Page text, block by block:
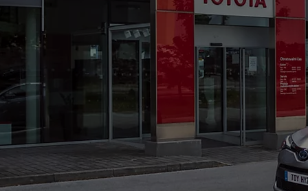
Emme 3 Centro
Assistenza Autorizzato
e1506d6b-07b9-4999-a728-5c7df5df813c
Assistenza